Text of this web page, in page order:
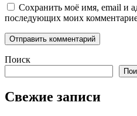
Сохранить моё имя, email и
последующих моих
Поиск
Свежие записи